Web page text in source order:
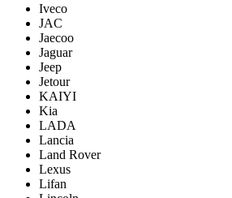
Iveco
JAC
Jaecoo
Jaguar
Jeep
Jetour
KAIYI
Kia
LADA
Lancia
Land Rover
Lexus
Lifan